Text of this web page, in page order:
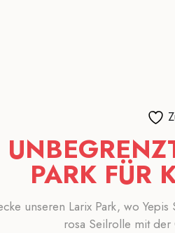
PARK FÜR
unseren Larix Park, wo
rosa Seilrolle mit der